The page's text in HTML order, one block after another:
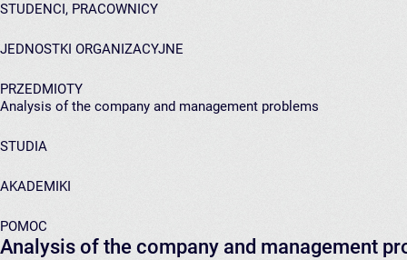
STUDENCI, PRACOWNICY
JEDNOSTKI ORGANIZACYJNE
PRZEDMIOTY
Analysis of the company and management problems
STUDIA
AKADEMIKI
POMOC
Analysis of the company and management